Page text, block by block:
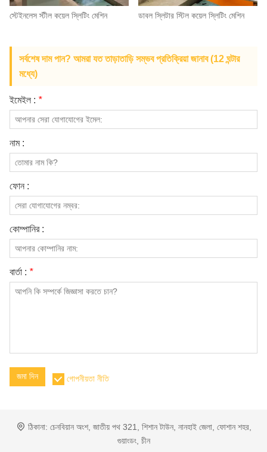
স্টেইনলেস স্টীল কয়েল স্লিটিং মেশিন ডাবল স্লিটার স্টিল কয়েল স্লিটিং মেশিন
সর্বশেষ দাম পান? আমরা যত তাড়াতাড়ি সম্ভব প্রতিক্রিয়া জানাব (12 ঘন্টার
মধ্যে)
ইমেইল : *
নাম :
ফোন :
কোম্পানির :
বার্তা : *
জমা দিন গোপনীয়তা নীতি
ঠিকানা: চেনবিয়ান অংশ, জাতীয় পথ 321, শিশান টাউন, নানহাই জেলা, ফোশান শহর,
গুয়াংডং, চীন